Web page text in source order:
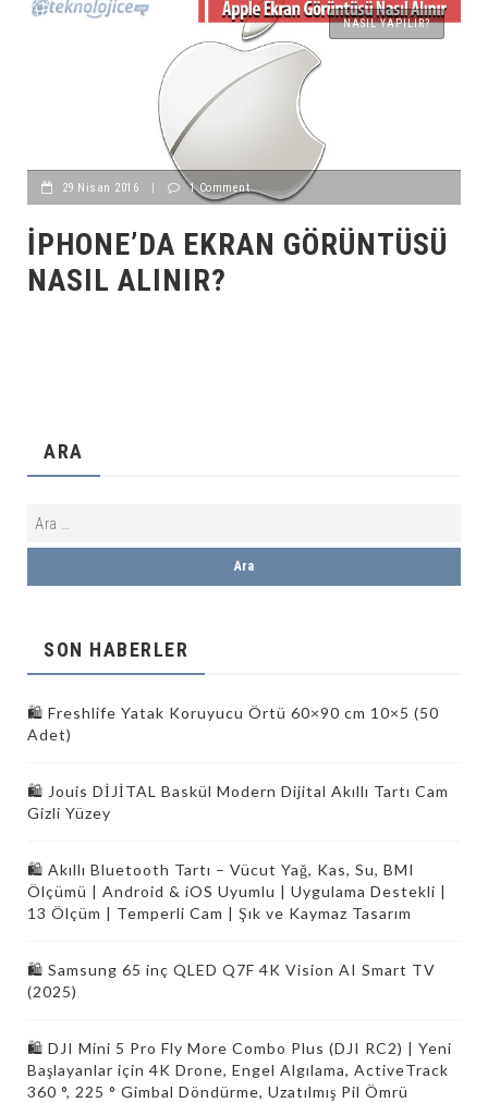
NASIL YAPILIR?
29 Nisan 2016 1 Comment
IPHONE’DA EKRAN GÖRÜNTÜSÜ
NASIL ALINIR?
ARA
SON HABERLER
🛍️ Freshlife Yatak Koruyucu Örtü 60×90 cm 10×5 (50
Adet)
🛍️ Jouis DİJİTAL Baskül Modern Dijital Akıllı Tartı Cam
Gizli Yüzey
🛍️ Akıllı Bluetooth Tartı – Vücut Yağ, Kas, Su, BMI
Ölçümü | Android & iOS Uyumlu | Uygulama Destekli |
13 Ölçüm | Temperli Cam | Şık ve Kaymaz Tasarım
🛍️ Samsung 65 inç QLED Q7F 4K Vision AI Smart TV
(2025)
🛍 DJI Mini 5 Pro Fly More Combo Plus (DJI RC2) | Yeni
Başlayanlar için 4K Drone, Engel Algılama, ActiveTrack
360 °, 225 ° Gimbal Döndürme, Uzatılmış Pil Ömrü